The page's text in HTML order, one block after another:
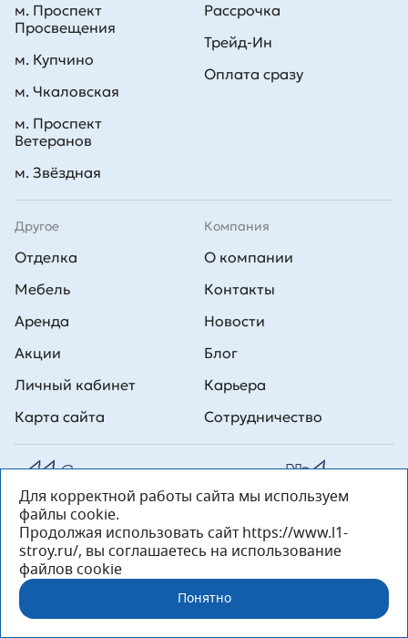
Рассрочка
Трейд-Ин
Оплата сразу
Другое
Отделка
Мебель
Аренда
Акции
Личный кабинет
Карта сайта
Компания
О компании
Контакты
Новости
Блог
Карьера
Сотрудничество
м. Проспект
Просвещения
м. Купчино
м. Чкаловская
м. Проспект
Ветеранов
м. Звёздная
Все права на публикуемые на сайте материалы принадлежат
ООО Л1 Строительная комания №1. Любая информация,
представленная на данном сайте, носит исключительно
информационный характер и ни при каких условиях не является
публичной офертой, определяемой положениями статьи 437 ГК РФ.
«ООО «Л1 Строительная Компания №1» 196233, Санкт-Петербург, ул.
Орджоникидзе, д. 52, литер А, пом. 92-Н, офис 4 ИНН 7810269443,
ОГРН 1027804853559»
Для корректной работы сайта мы используем
файлы cookie.
Продолжая использовать сайт https://www.l1-
stroy.ru/, вы соглашаетесь на использование
файлов cookie
Понятно